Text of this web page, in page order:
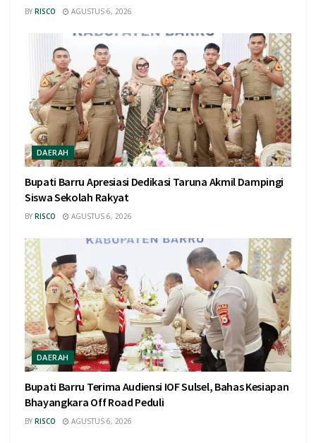
BY RISCO AGUSTUS 6, 2026
DAERAH
Bupati Barru Apresiasi Dedikasi Taruna Akmil Dampingi
Siswa Sekolah Rakyat
BY RISCO AGUSTUS 6, 2026
DAERAH
Bupati Barru Terima Audiensi IOF Sulsel, Bahas Kesiapan
Bhayangkara Off Road Peduli
BY RISCO AGUSTUS 6, 2026